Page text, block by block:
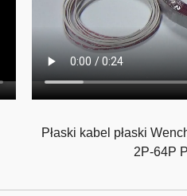
Płaski kabel płaski
2P-64P